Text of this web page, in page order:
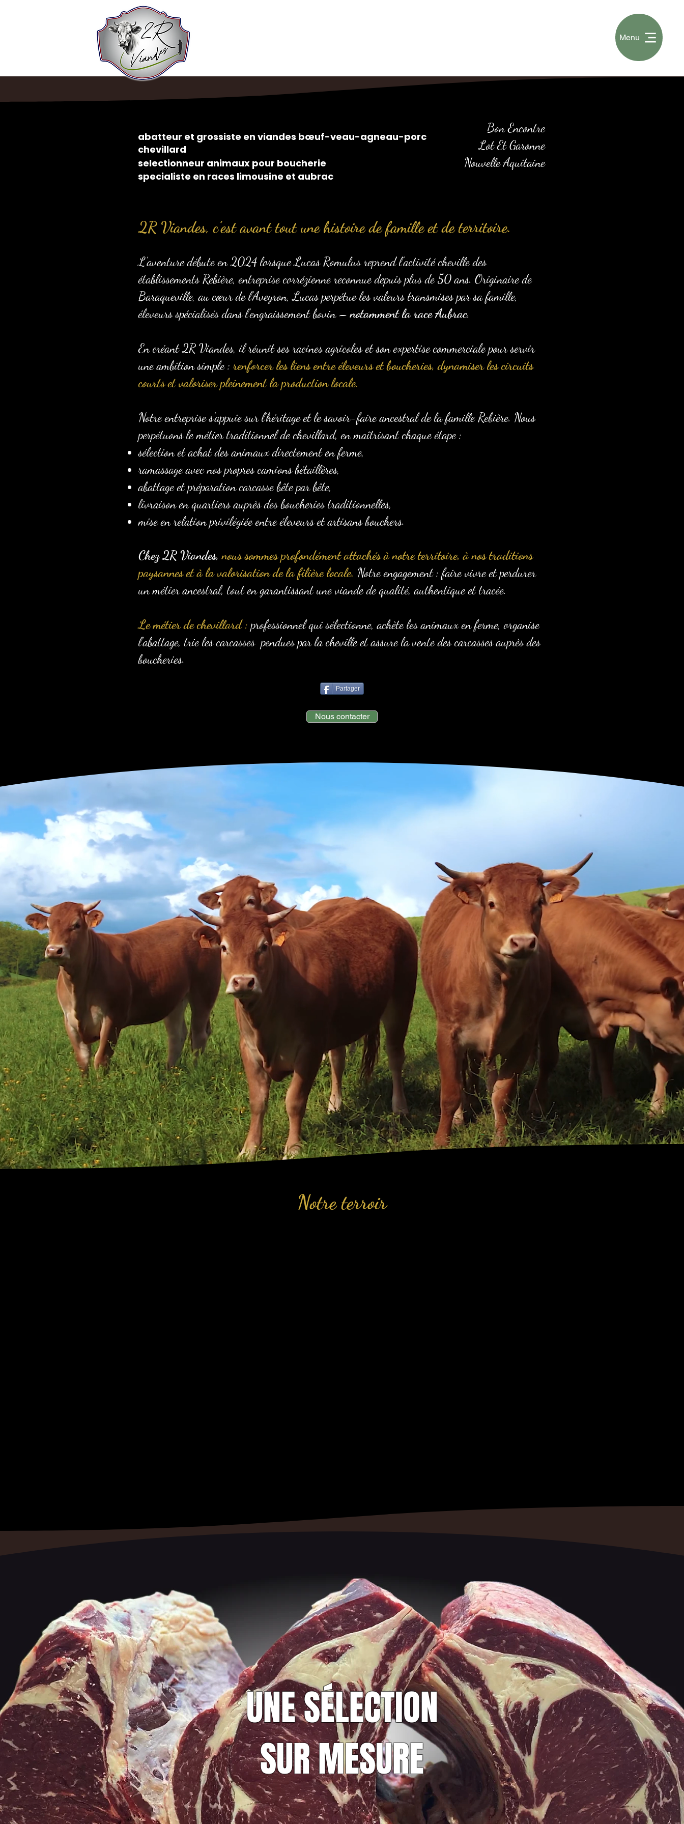
Menu
abatteur et grossiste en viandes bœuf-veau-agneau-porc
chevillard
selectionneur animaux pour boucherie
specialiste en races limousine et aubrac
Bon Encontre
Lot Et Garonne
Nouvelle Aquitaine
2R Viandes, c’est avant tout une histoire de famille et de territoire.
L’aventure débute en 2024 lorsque Lucas Romulus reprend l’activité cheville des
établissements Rebière, entreprise corrézienne reconnue depuis plus de 50 ans. Originaire de
Baraqueville, au cœur de l’Aveyron, Lucas perpétue les valeurs transmises par sa famille,
éleveurs spécialisés dans l’engraissement bovin –notamment la race Aubrac.
En créant 2R Viandes, il réunit ses racines agricoles et son expertise commerciale pour servir
une ambition simple : renforcer les liens entre éleveurs et boucheries, dynamiser les circuits
courts et valoriser pleinement la production locale.
Notre entreprise s’appuie sur l’héritage et le savoir-faire ancestral de la famille Rebière. Nous
perpétuons le métier traditionnel de chevillard, en maîtrisant chaque étape :
sélection et achat des animaux directement en ferme,
ramassage avec nos propres camions bétaillères,
abattage et préparation carcasse bête par bête,
livraison en quartiers auprès des boucheries traditionnelles,
mise en relation privilégiée entre éleveurs et artisans bouchers.
Chez 2R Viandes,nous sommes profondément attachés à notre territoire, à nos traditions
paysannes et à la valorisation de la filière locale. Notre engagement : faire vivre et perdurer
un métier ancestral, tout en garantissant une viande de qualité, authentique et tracée.
Le métier de chevillard : professionnel qui sélectionne, achète les animaux en ferme, organise
l’abattage, trie les carcasses pendues par la cheville et assure la vente des carcasses auprès des
boucheries.
Partager
Nous contacter
Notre terroir
UNE SÉLECTION
SUR MESURE